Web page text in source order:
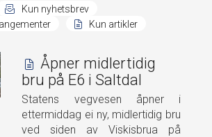
Kun nyhetsbrev
Kun artikler
Åpner midlertidig
bru på E6 i Saltdal
Statens vegvesen åpner i
ettermiddag ei ny, midlertidig bru
ved siden av Viskisbrua på